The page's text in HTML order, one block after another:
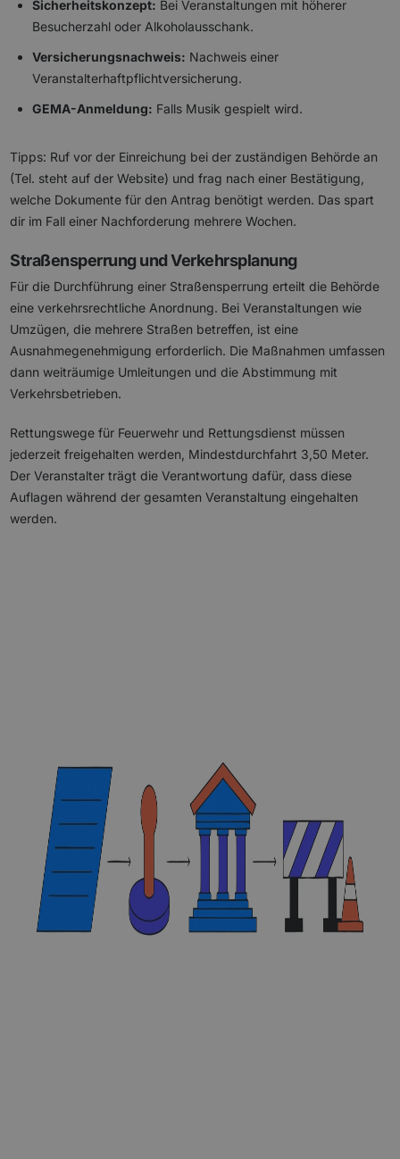
Sicherheitskonzept: Bei Veranstaltungen mit höherer
Besucherzahl oder Alkoholausschank.
Versicherungsnachweis: Nachweis einer
Veranstalterhaftpflichtversicherung.
GEMA-Anmeldung: Falls Musik gespielt wird.
Tipps: Ruf vor der Einreichung bei der zuständigen Behörde an
(Tel. steht auf der Website) und frag nach einer Bestätigung,
welche Dokumente für den Antrag benötigt werden. Das spart
dir im Fall einer Nachforderung mehrere Wochen.
Straßensperrung und Verkehrsplanung
Für die Durchführung einer Straßensperrung erteilt die Behörde
eine verkehrsrechtliche Anordnung. Bei Veranstaltungen wie
Umzügen, die mehrere Straßen betreffen, ist eine
Ausnahmegenehmigung erforderlich. Die Maßnahmen umfassen
dann weiträumige Umleitungen und die Abstimmung mit
Verkehrsbetrieben.
Rettungswege für Feuerwehr und Rettungsdienst müssen
jederzeit freigehalten werden, Mindestdurchfahrt 3,50 Meter.
Der Veranstalter trägt die Verantwortung dafür, dass diese
Auflagen während der gesamten Veranstaltung eingehalten
werden.